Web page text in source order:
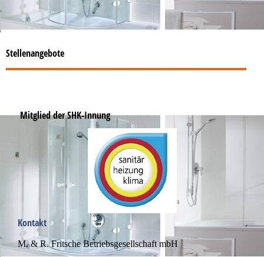
Stellenangebote
Mitglied der SHK-Innung
Kontakt
M. & R. Fritsche Betriebsgesellschaft mbH